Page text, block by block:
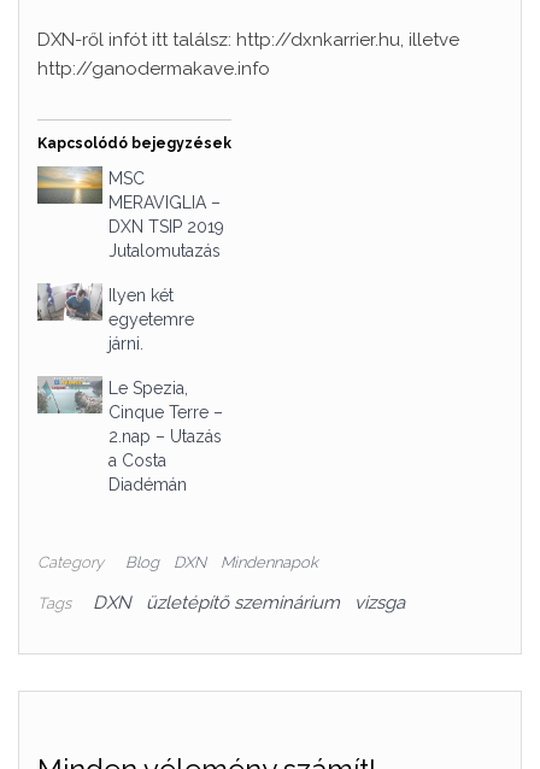
DXN-ről infót itt találsz: http://dxnkarrier.hu, illetve
http://ganodermakave.info
Kapcsolódó bejegyzések
MSC
MERAVIGLIA –
DXN TSIP 2019
Jutalomutazás
Ilyen két
egyetemre
járni.
Le Spezia,
Cinque Terre –
2.nap – Utazás
a Costa
Diadémán
Category Blog DXN Mindennapok
Tags DXN üzletépítő szeminárium vizsga